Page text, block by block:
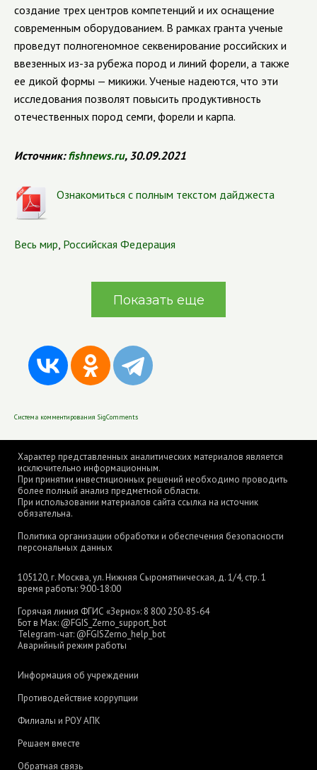
создание трех центров компетенций и их оснащение
современным оборудованием. В рамках гранта ученые
проведут полногеномное секвенирование российских и
ввезенных из-за рубежа пород и линий форели, а также
ее дикой формы — микижи. Ученые надеются, что эти
исследования позволят повысить продуктивность
отечественных пород семги, форели и карпа.
Источник:fishnews.ru, 30.09.2021
Ознакомиться с полным текстом дайджеста
Весь мир, Российская Федерация
Показать еще
Система комментирования SigComments
Характер представленных аналитических материалов является
исключительно информационным.
При принятии инвестиционных решений необходимо проводить
более полный анализ предметной области.
При использовании материалов сайта ссылка на источник
обязательна.
Политика организации обработки и обеспечения безопасности
персональных данных
105120, г. Москва, ул. Нижняя Сыромятническая, д. 1/4, стр. 1
время работы: 9:00-18:00
Горячая линия ФГИС «Зерно»: 8 800 250-85-64
Бот в Max: @FGIS_Zerno_support_bot
Telegram-чат: @FGISZerno_help_bot
Аварийный режим работы
Информация об учреждении
Противодействие коррупции
Филиалы и РОУ АПК
Решаем вместе
Обратная связь